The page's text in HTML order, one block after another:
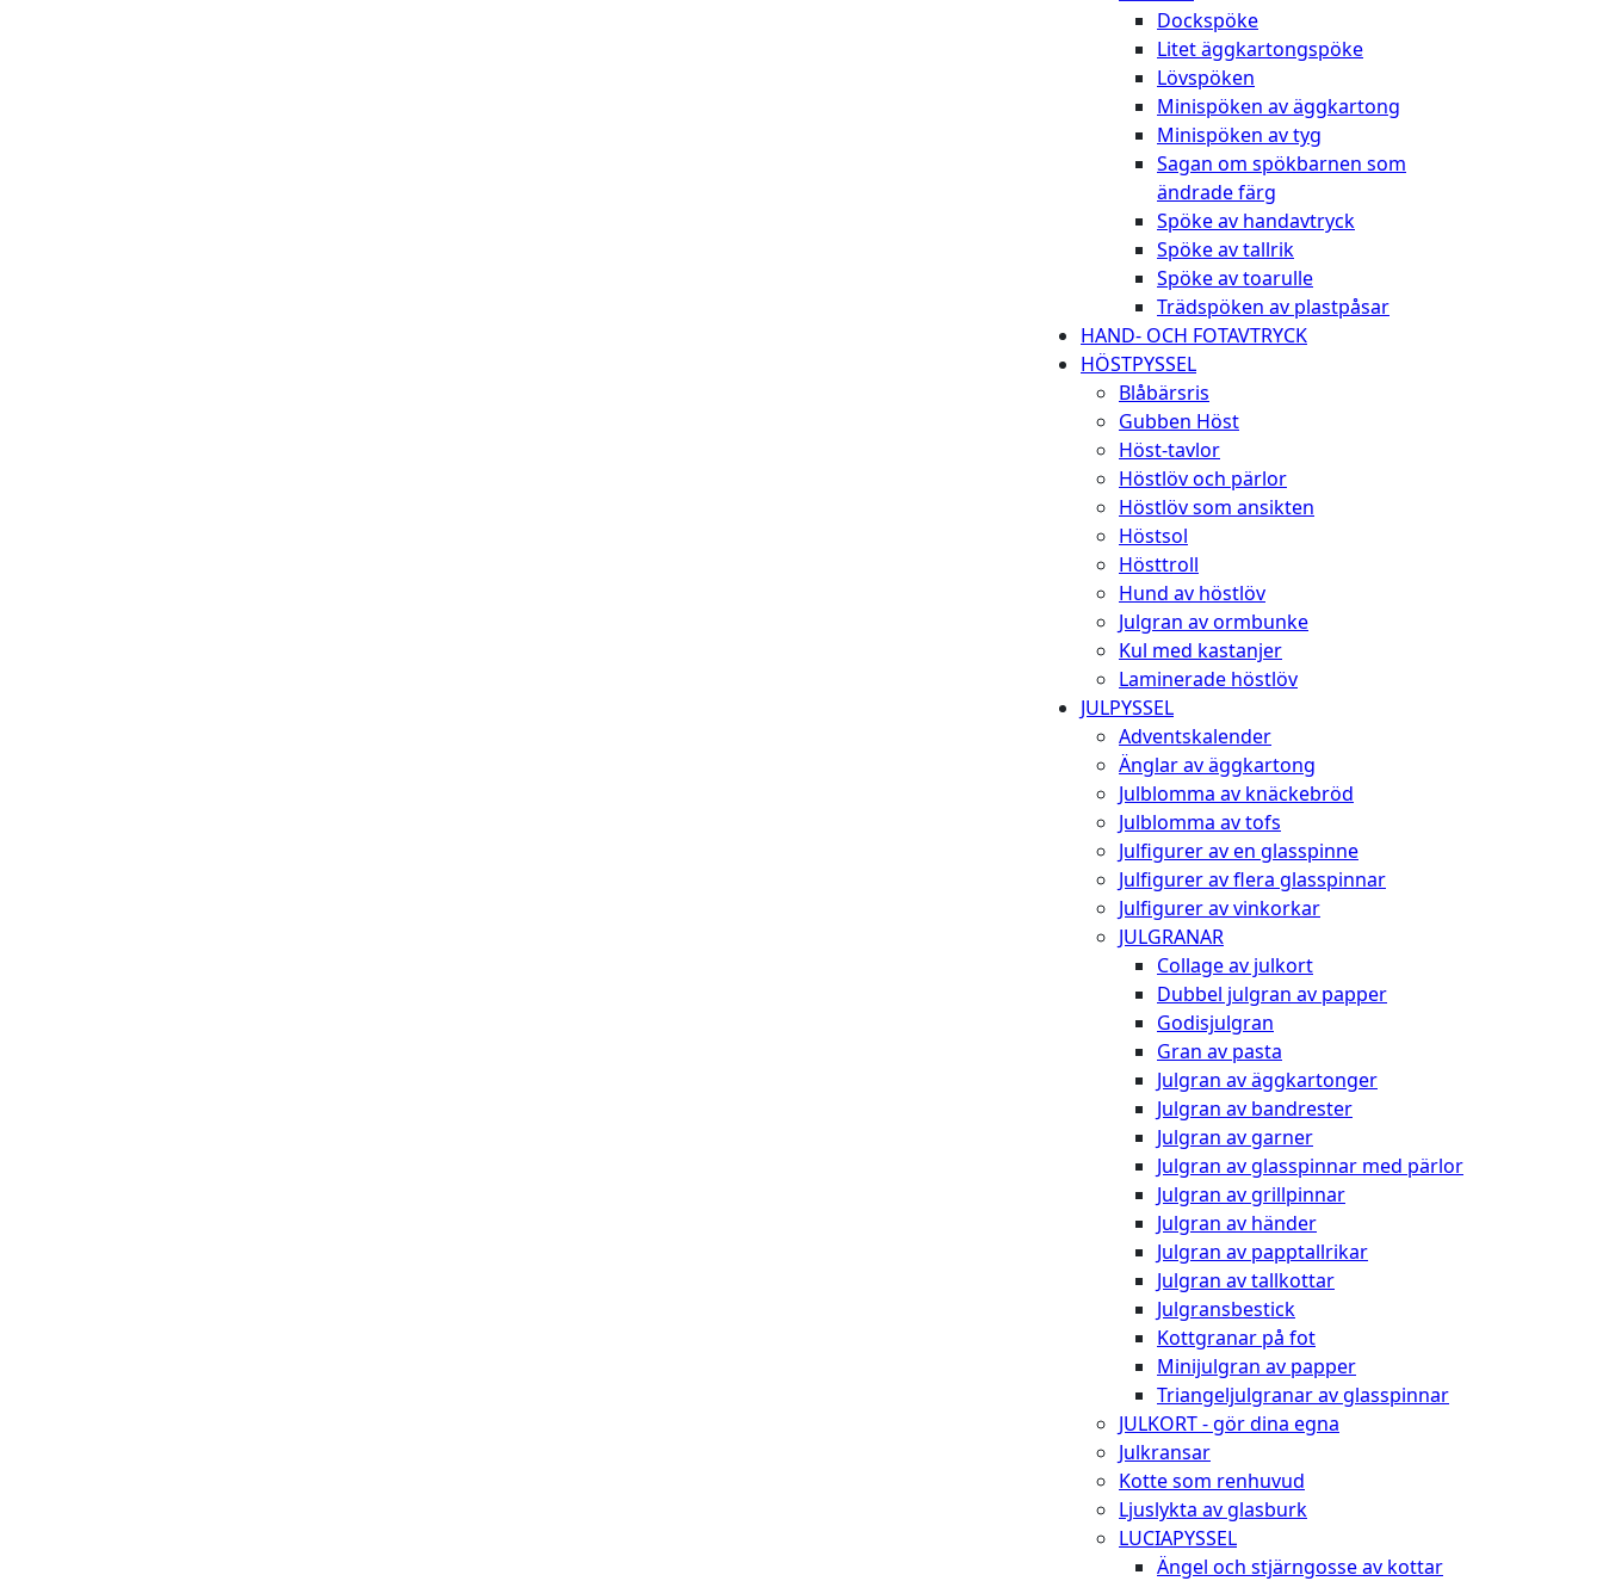
Dockspöke
Litet äggkartongspöke
Lövspöken
Minispöken av äggkartong
Minispöken av tyg
Sagan om spökbarnen som
ändrade färg
Spöke av handavtryck
Spöke av tallrik
Spöke av toarulle
Trädspöken av plastpåsar
HAND- OCH FOTAVTRYCK
HÖSTPYSSEL
Blåbärsris
Gubben Höst
Höst-tavlor
Höstlöv och pärlor
Höstlöv som ansikten
Höstsol
Hösttroll
Hund av höstlöv
Julgran av ormbunke
Kul med kastanjer
Laminerade höstlöv
JULPYSSEL
Adventskalender
Änglar av äggkartong
Julblomma av knäckebröd
Julblomma av tofs
Julfigurer av en glasspinne
Julfigurer av flera glasspinnar
Julfigurer av vinkorkar
JULGRANAR
Collage av julkort
Dubbel julgran av papper
Godisjulgran
Gran av pasta
Julgran av äggkartonger
Julgran av bandrester
Julgran av garner
Julgran av glasspinnar med pärlor
Julgran av grillpinnar
Julgran av händer
Julgran av papptallrikar
Julgran av tallkottar
Julgransbestick
Kottgranar på fot
Minijulgran av papper
Triangeljulgranar av glasspinnar
JULKORT - gör dina egna
Julkransar
Kotte som renhuvud
Ljuslykta av glasburk
LUCIAPYSSEL
Ängel och stjärngosse av kottar